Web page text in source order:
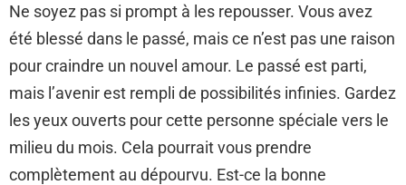
Ne soyez pas si prompt à les repousser. Vous avez
été blessé dans le passé, mais ce n’est pas une raison
pour craindre un nouvel amour. Le passé est parti,
mais l’avenir est rempli de possibilités infinies. Gardez
les yeux ouverts pour cette personne spéciale vers le
milieu du mois. Cela pourrait vous prendre
complètement au dépourvu. Est-ce la bonne